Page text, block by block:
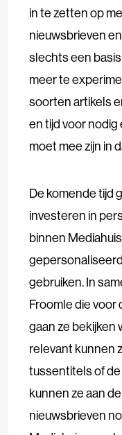
in te zetten op
nieuwsbrieven
slechts een
meer te
soorten artikels
en tijd voor
moet mee zijn in
De komende tijd
investeren in
binnen
gebruiken. In
Froomle die
gaan ze bekijken
relevant kunnen
tussentitels of de
kunnen ze aan
nieuwsbrieven